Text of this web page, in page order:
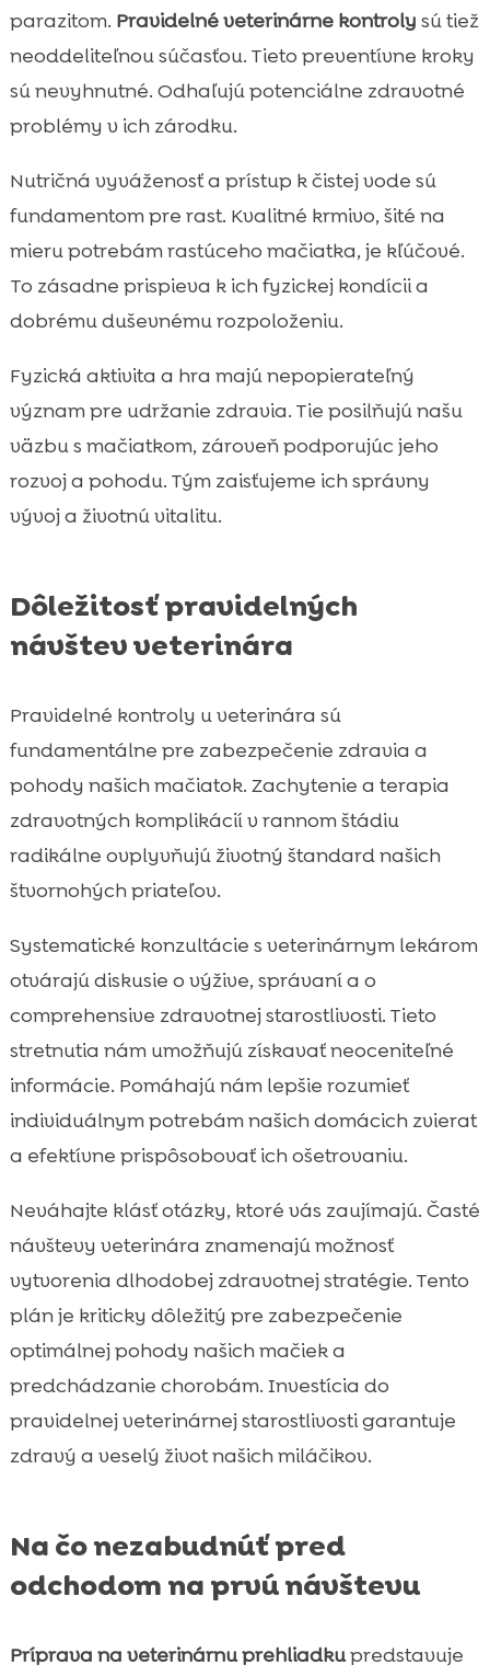
parazitom. Pravidelné veterinárne kontroly sú tiež
neoddeliteľnou súčasťou. Tieto preventívne kroky
sú nevyhnutné. Odhaľujú potenciálne zdravotné
problémy v ich zárodku.
Nutričná vyváženosť a prístup k čistej vode sú
fundamentom pre rast. Kvalitné krmivo, šité na
mieru potrebám rastúceho mačiatka, je kľúčové.
To zásadne prispieva k ich fyzickej kondícii a
dobrému duševnému rozpoloženiu.
Fyzická aktivita a hra majú nepopierateľný
význam pre udržanie zdravia. Tie posilňujú našu
väzbu s mačiatkom, zároveň podporujúc jeho
rozvoj a pohodu. Tým zaisťujeme ich správny
vývoj a životnú vitalitu.
Dôležitosť pravidelných
návštev veterinára
Pravidelné kontroly u veterinára sú
fundamentálne pre zabezpečenie zdravia a
pohody našich mačiatok. Zachytenie a terapia
zdravotných komplikácií v rannom štádiu
radikálne ovplyvňujú životný štandard našich
štvornohých priateľov.
Systematické konzultácie s veterinárnym lekárom
otvárajú diskusie o výžive, správaní a o
comprehensive zdravotnej starostlivosti. Tieto
stretnutia nám umožňujú získavať neoceniteľné
informácie. Pomáhajú nám lepšie rozumieť
individuálnym potrebám našich domácich zvierat
a efektívne prispôsobovať ich ošetrovaniu.
Neváhajte klásť otázky, ktoré vás zaujímajú. Časté
návštevy veterinára znamenajú možnosť
vytvorenia dlhodobej zdravotnej stratégie. Tento
plán je kriticky dôležitý pre zabezpečenie
optimálnej pohody našich mačiek a
predchádzanie chorobám. Investícia do
pravidelnej veterinárnej starostlivosti garantuje
zdravý a veselý život našich miláčikov.
Na čo nezabudnúť pred
odchodom na prvú návštevu
Príprava na veterinárnu prehliadkupredstavuje